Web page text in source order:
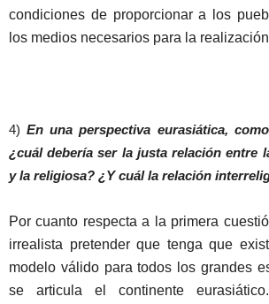
condiciones de proporcionar a los
los medios necesarios para la
4)En una perspectiva eurasiática,
¿cuál debería ser la justa relación entre
y la religiosa? ¿Y cuál la relación
Por cuanto respecta a la primera
irrealista pretender que tenga que
modelo válido para todos los grandes
se articula el continente